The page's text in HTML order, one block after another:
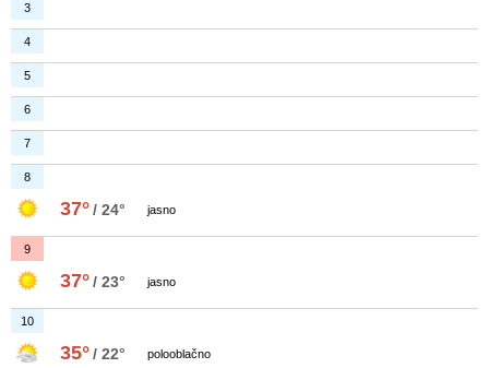
3
4
5
6
7
8
37°/ 24° jasno
9
37°/ 23° jasno
10
35°/ 22° polooblačno